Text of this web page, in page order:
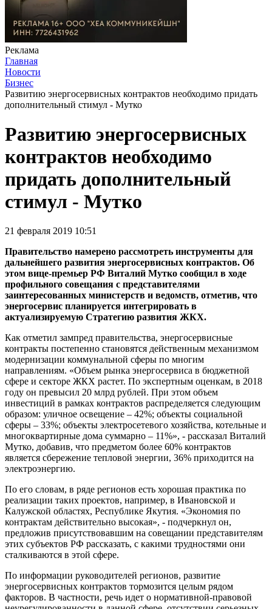
Реклама
Главная
Новости
Бизнес
Развитию энергосервисных контрактов необходимо придать
дополнительный стимул - Мутко
Развитию энергосервисных
контрактов необходимо
придать дополнительный
стимул - Мутко
21 февраля 2019 10:51
Правительство намерено рассмотреть инструменты для
дальнейшего развития энергосервисных контрактов. Об
этом вице-премьер РФ Виталий Мутко сообщил в ходе
профильного совещания с представителями
заинтересованных министерств и ведомств, отметив, что
энергосервис планируется интегрировать в
актуализируемую Стратегию развития ЖКХ.
Как отметил зампред правительства, энергосервисные
контракты постепенно становятся действенным механизмом
модернизации коммунальной сферы по многим
направлениям. «Объем рынка энергосервиса в бюджетной
сфере и секторе ЖКХ растет. По экспертным оценкам, в 2018
году он превысил 20 млрд рублей. При этом объем
инвестиций в рамках контрактов распределяется следующим
образом: уличное освещение – 42%; объекты социальной
сферы – 33%; объекты электросетевого хозяйства, котельные и
многоквартирные дома суммарно – 11%», - рассказал Виталий
Мутко, добавив, что предметом более 60% контрактов
является сбережение тепловой энергии, 36% приходится на
электроэнергию.
По его словам, в ряде регионов есть хорошая практика по
реализации таких проектов, например, в Ивановской и
Калужской областях, Республике Якутия. «Экономия по
контрактам действительно высокая», - подчеркнул он,
предложив присутствовавшим на совещании представителям
этих субъектов РФ рассказать, с какими трудностями они
сталкиваются в этой сфере.
По информации руководителей регионов, развитие
энергосервисных контрактов тормозится целым рядом
факторов. В частности, речь идет о нормативной-правовой